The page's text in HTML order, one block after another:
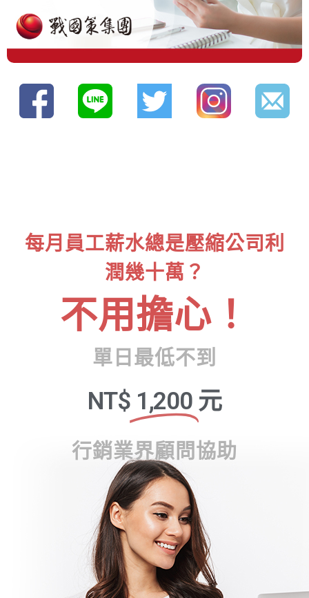
每月員工薪水總是壓縮公司利
潤幾十萬？
不用擔心！
單日最低不到
NT$ 1,200 元
行銷業界顧問協助